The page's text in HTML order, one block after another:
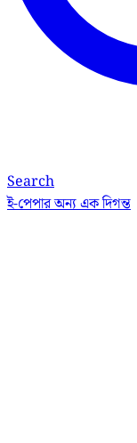
Search
ই-পেপারঅন্য এক দিগন্ত